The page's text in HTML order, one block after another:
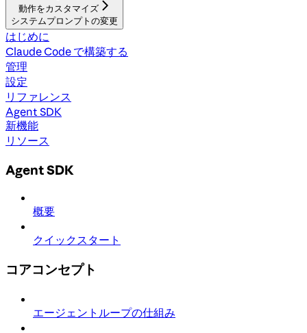
動作をカスタマイズ
システムプロンプトの変更
はじめに
Claude Code で構築する
管理
設定
リファレンス
Agent SDK
新機能
リソース
Agent SDK
概要
クイックスタート
コアコンセプト
エージェントループの仕組み